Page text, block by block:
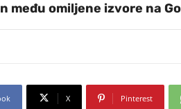
među omiljene izvore na
X Pinterest